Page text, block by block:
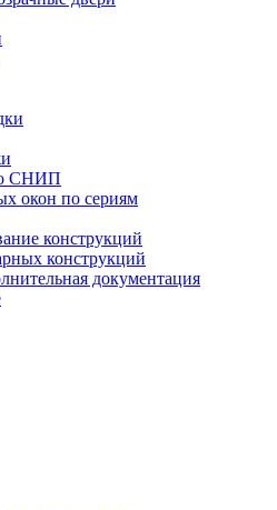
СНИП
окон по сериям
конструкций
конструкций
документация